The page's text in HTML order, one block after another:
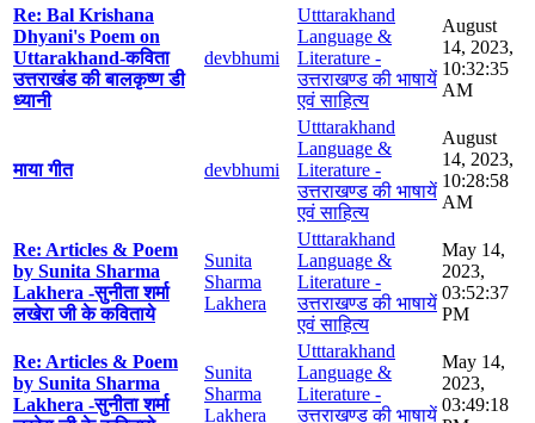
Re: Bal Krishana
Dhyani's Poem on
Uttarakhand-कविता
उत्तराखंड की बालकृष्ण डी
ध्यानी
devbhumi
Utttarakhand
Language &
Literature -
उत्तराखण्ड की भाषायें
एवं साहित्य
August
14, 2023,
10:32:35
AM
माया गीत devbhumi
Utttarakhand
Language &
Literature -
उत्तराखण्ड की भाषायें
एवं साहित्य
August
14, 2023,
10:28:58
AM
Re: Articles & Poem
by Sunita Sharma
Lakhera -सुनीता शर्मा
लखेरा जी के कविताये
Sunita
Sharma
Lakhera
Utttarakhand
Language &
Literature -
उत्तराखण्ड की भाषायें
एवं साहित्य
May 14,
2023,
03:52:37
PM
Re: Articles & Poem
by Sunita Sharma
Lakhera -सुनीता शर्मा
Sunita
Sharma
Lakhera
Utttarakhand
Language &
Literature -
उत्तराखण्ड की भाषायें
May 14,
2023,
03:49:18